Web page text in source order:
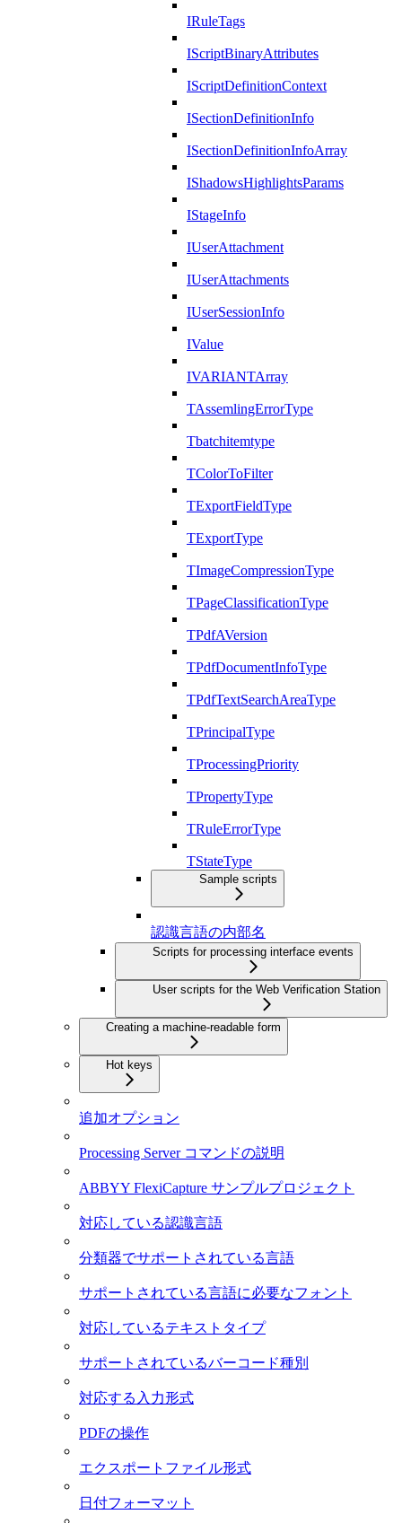
IRuleTags
IScriptBinaryAttributes
IScriptDefinitionContext
ISectionDefinitionInfo
ISectionDefinitionInfoArray
IShadowsHighlightsParams
IStageInfo
IUserAttachment
IUserAttachments
IUserSessionInfo
IValue
IVARIANTArray
TAssemlingErrorType
Tbatchitemtype
TColorToFilter
TExportFieldType
TExportType
TImageCompressionType
TPageClassificationType
TPdfAVersion
TPdfDocumentInfoType
TPdfTextSearchAreaType
TPrincipalType
TProcessingPriority
TPropertyType
TRuleErrorType
TStateType
Sample scripts
認識言語の内部名
Scripts for processing interface events
User scripts for the Web Verification Station
Creating a machine-readable form
Hot keys
追加オプション
Processing Server コマンドの説明
ABBYY FlexiCapture サンプルプロジェクト
対応している認識言語
分類器でサポートされている言語
サポートされている言語に必要なフォント
対応しているテキストタイプ
サポートされているバーコード種別
対応する入力形式
PDFの操作
エクスポートファイル形式
日付フォーマット